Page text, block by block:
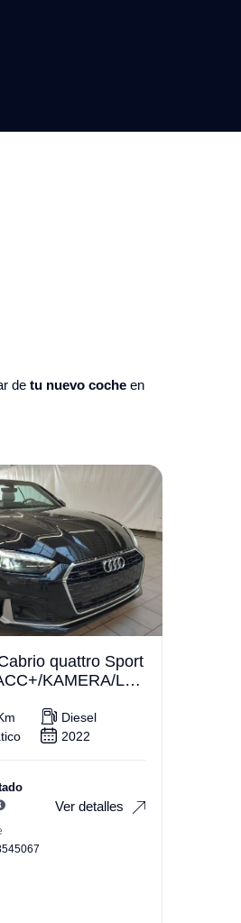
de tu nuevo cocheen
quattro Sport
KAMERA/LE
Diesel
2022
Ver detalles